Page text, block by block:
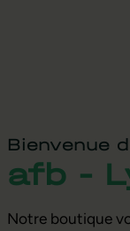
Bienvenue
afb -
Notre boutique